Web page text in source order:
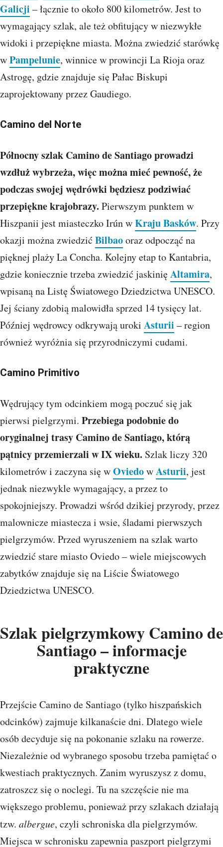
Galicji – łącznie to około 800 kilometrów. Jest to
wymagający szlak, ale też obfitujący w niezwykłe
widoki i przepiękne miasta. Można zwiedzić starówkę
wPampelunie, winnice w prowincji La Rioja oraz
Astrogę, gdzie znajduje się Pałac Biskupi
zaprojektowany przez Gaudiego.
Camino del Norte
Północny szlak Camino de Santiago prowadzi
wzdłuż wybrzeża, więc można mieć pewność, że
podczas swojej wędrówki będziesz podziwiać
przepiękne krajobrazy. Pierwszym punktem w
Hiszpanii jest miasteczko Irún wKraju Basków. Przy
okazji można zwiedzić Bilbaooraz odpocząć na
pięknej plaży La Concha. Kolejny etap to Kantabria,
gdzie koniecznie trzeba zwiedzić jaskinię Altamira,
wpisaną na Listę Światowego Dziedzictwa UNESCO.
Jej ściany zdobią malowidła sprzed 14 tysięcy lat.
Później wędrowcy odkrywają uroki Asturii – region
również wyróżnia się przyrodniczymi cudami.
Camino Primitivo
Wędrujący tym odcinkiem mogą poczuć się jak
pierwsi pielgrzymi. Przebiega podobnie do
oryginalnej trasy Camino de Santiago, którą
pątnicy przemierzali w IX wieku. Szlak liczy 320
kilometrów i zaczyna się wOviedowAsturii, jest
jednak niezwykle wymagający, a przez to
spokojniejszy. Prowadzi wśród dzikiej przyrody, przez
malownicze miastecza i wsie, śladami pierwszych
pielgrzymów. Przed wyruszeniem na szlak warto
zwiedzić stare miasto Oviedo – wiele miejscowych
zabytków znajduje się na Liście Światowego
Dziedzictwa UNESCO.
Szlak pielgrzymkowy Camino de
Santiago – informacje
praktyczne
Przejście Camino de Santiago (tylko hiszpańskich
odcinków) zajmuje kilkanaście dni. Dlatego wiele
osób decyduje się na pokonanie szlaku na rowerze.
Niezależnie od wybranego sposobu trzeba pamiętać o
kwestiach praktycznych. Zanim wyruszysz z domu,
zatroszcz się o noclegi. Tu na szczęście nie ma
większego problemu, ponieważ przy szlakach działają
tzw. albergue, czyli schroniska dla pielgrzymów.
Miejsca w schronisku zapewnia paszport pielgrzymi